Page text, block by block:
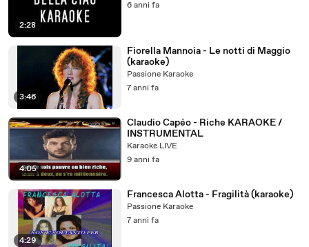
2:28
6 anni fa
3:46
Fiorella Mannoia - Le notti di Maggio
(karaoke)
Passione Karaoke
7 anni fa
4:05
Claudio Capéo - Riche KARAOKE /
INSTRUMENTAL
Karaoke LIVE
9 anni fa
4:29
Francesca Alotta - Fragilità (karaoke)
Passione Karaoke
7 anni fa